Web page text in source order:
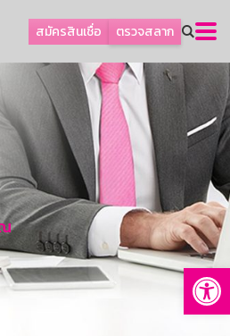
สมัครสินเชื่อ ตรวจสลาก
ย